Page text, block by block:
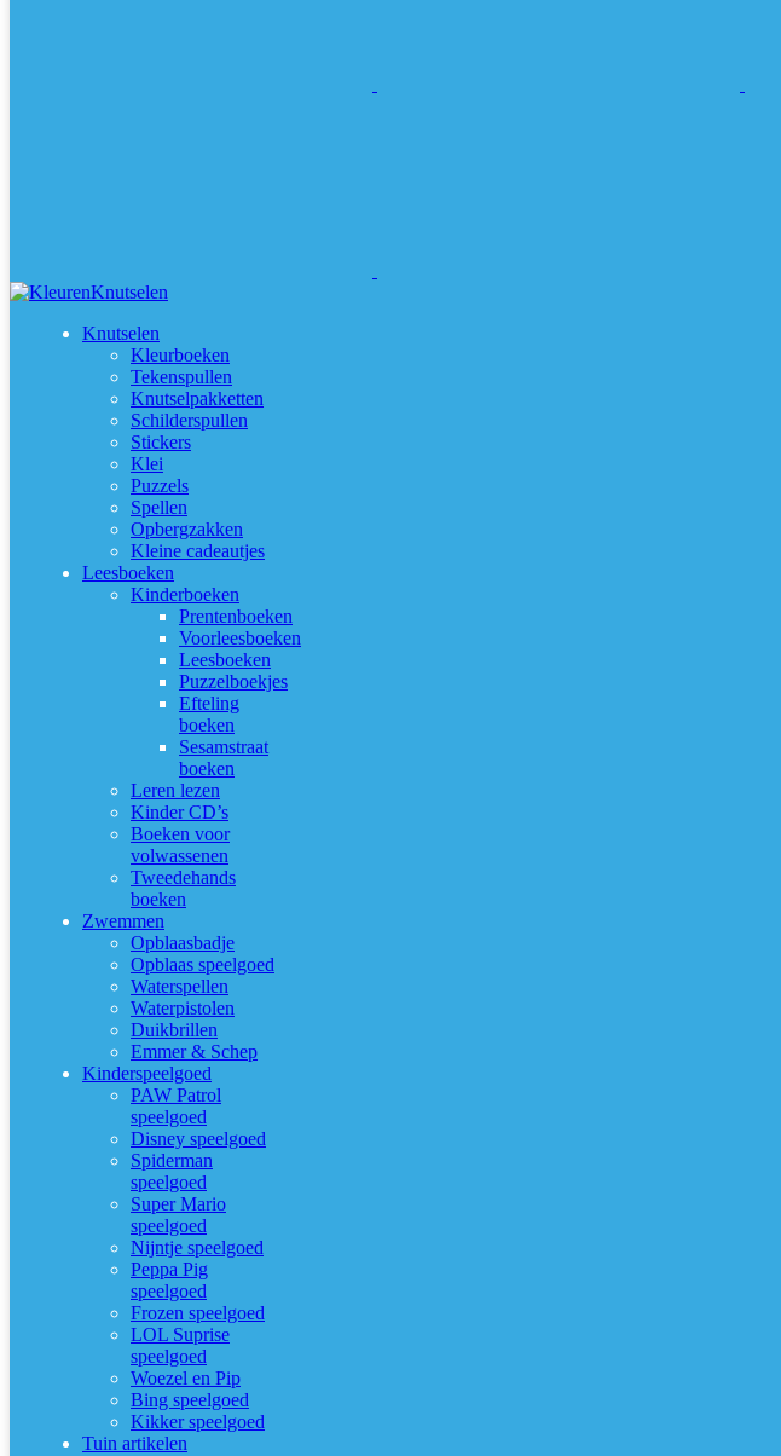
Knutselen
Kleurboeken
Tekenspullen
Knutselpakketten
Schilderspullen
Stickers
Klei
Puzzels
Spellen
Opbergzakken
Kleine cadeautjes
Leesboeken
Kinderboeken
Prentenboeken
Voorleesboeken
Leesboeken
Puzzelboekjes
Efteling
boeken
Sesamstraat
boeken
Leren lezen
Kinder CD’s
Boeken voor
volwassenen
Tweedehands
boeken
Zwemmen
Opblaasbadje
Opblaas speelgoed
Waterspellen
Waterpistolen
Duikbrillen
Emmer & Schep
Kinderspeelgoed
PAW Patrol
speelgoed
Disney speelgoed
Spiderman
speelgoed
Super Mario
speelgoed
Nijntje speelgoed
Peppa Pig
speelgoed
Frozen speelgoed
LOL Suprise
speelgoed
Woezel en Pip
Bing speelgoed
Kikker speelgoed
Tuin artikelen